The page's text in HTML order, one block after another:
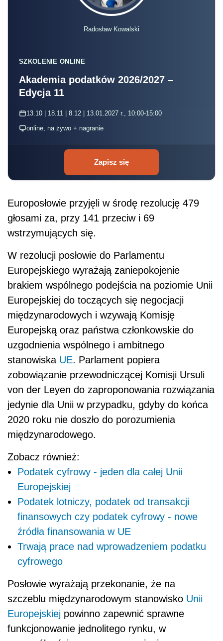
Radosław Kowalski
SZKOLENIE ONLINE
Akademia podatków 2026/2027 –
Edycja 11
13.10 | 18.11 | 8.12 | 13.01.2027 r., 10:00-15:00
online, na żywo + nagranie
Zapisz się
Europosłowie przyjęli w środę rezolucję 479
głosami za, przy 141 przeciw i 69
wstrzymujących się.
W rezolucji posłowie do Parlamentu
Europejskiego wyrażają zaniepokojenie
brakiem wspólnego podejścia na poziomie Unii
Europejskiej do toczących się negocjacji
międzynarodowych i wzywają Komisję
Europejską oraz państwa członkowskie do
uzgodnienia wspólnego i ambitnego
stanowiska UE. Parlament popiera
zobowiązanie przewodniczącej Komisji Ursuli
von der Leyen do zaproponowania rozwiązania
jedynie dla Unii w przypadku, gdyby do końca
2020 roku nie doszło do porozumienia
międzynarodowego.
Zobacz również:
Podatek cyfrowy - jeden dla całej Unii
Europejskiej
Podatek lotniczy, podatek od transakcji
finansowych czy podatek cyfrowy - nowe
źródła finansowania w UE
Trwają prace nad wprowadzeniem podatku
cyfrowego
Posłowie wyrażają przekonanie, że na
szczeblu międzynarodowym stanowisko Unii
Europejskiej powinno zapewnić sprawne
funkcjonowanie jednolitego rynku, w